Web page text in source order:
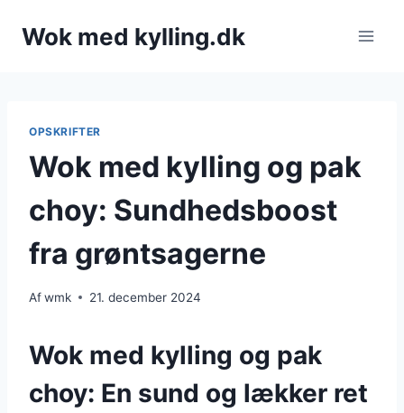
Wok med kylling.dk
OPSKRIFTER
Wok med kylling og pak
choy: Sundhedsboost
fra grøntsagerne
Afwmk 21. december 2024
Wok med kylling og pak
choy: En sund og lækker ret